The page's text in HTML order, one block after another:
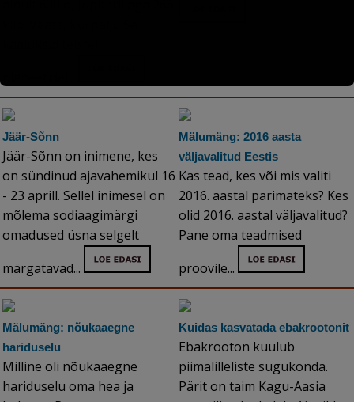
Jäär-Sõnn
Jäär-Sõnn on inimene, kes
on sündinud ajavahemikul 16
- 23 aprill. Sellel inimesel on
mõlema sodiaagimärgi
omadused üsna selgelt
märgatavad...
Mälumäng: 2016 aasta
väljavalitud Eestis
Kas tead, kes või mis valiti
2016. aastal parimateks? Kes
olid 2016. aastal väljavalitud?
Pane oma teadmised
proovile...
Mälumäng: nõukaaegne
hariduselu
Milline oli nõukaaegne
hariduselu oma hea ja
Kuidas kasvatada ebakrootonit
Ebakrooton kuulub
piimalilleliste sugukonda.
Pärit on taim Kagu-Aasia